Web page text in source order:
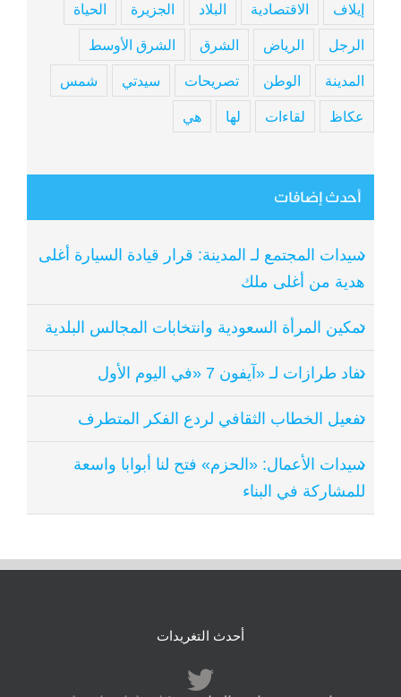
إيلاف الاقتصادية البلاد الجزيرة الحياة
الرجل الرياض الشرق الشرق الأوسط
المدينة الوطن تصريحات سيدتي شمس
عكاظ لقاءات لها هي
أحدث إضافات
سيدات المجتمع لـ المدينة: قرار قيادة السيارة أغلى
هدية من أغلى ملك
تمكين المرأة السعودية وانتخابات المجالس البلدية
نفاد طرازات لـ «آيفون 7 «في اليوم الأول
تفعيل الخطاب الثقافي لردع الفكر المتطرف
سيدات الأعمال: «الحزم» فتح لنا أبوابا واسعة
للمشاركة في البناء
أحدث التغريدات